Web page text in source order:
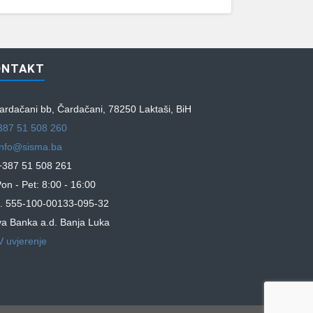
bb, Čardačani, 78250 Laktaši, BiH
51 508 260
51 508 261
- Pet: 8:00 - 16:00
555-100-00133-095-32
Banka a.d. Banja Luka
uvjerenje